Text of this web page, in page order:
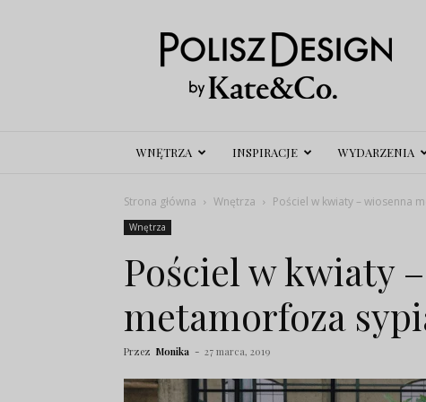
Polisz
Design
WNĘTRZA INSPIRACJE WYDARZENIA
Strona główna Wnętrza Pościel w kwiaty – wiosenna
Wnętrza
Pościel w kwiaty
metamorfoza
Przez Monika - 27 marca, 2019